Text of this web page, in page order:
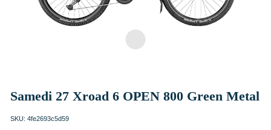
Samedi 27 Xroad 6 OPEN 800 Green Metal
SKU: 4fe2693c5d59